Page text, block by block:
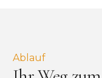
Ablauf